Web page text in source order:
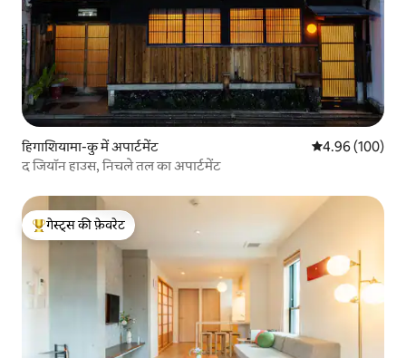
हिगाशियामा-कु में अपार्टमेंट औसत रेटिंग 5 में से
4.96 (100)
द जियॉन हाउस, निचले तल का अपार्टमेंट
गेस्ट्स का टॉप फ़ेवरेट
गेस्ट्स की फ़ेवरेट